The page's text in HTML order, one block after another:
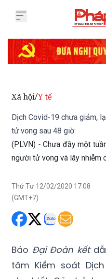
Dịch Covid-19 chưa giảm,
(PLVN) - Chưa đầy một
người tử vong và lây nhiễm
Thứ Tư 12/02/2020 17:08
BáoĐại Đoàn kết
cho biết: Căn bệnh
như nôn mửa,